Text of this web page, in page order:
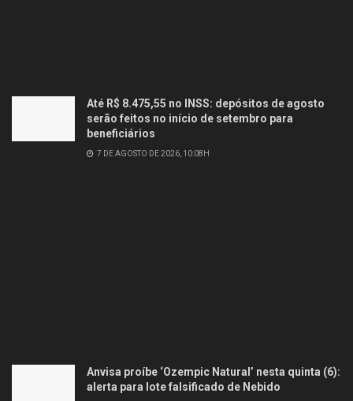
Até R$ 8.475,55 no INSS: depósitos de agosto
serão feitos no início de setembro para
beneficiários
7 DE AGOSTO DE 2026, 10:08H
Anvisa proíbe ‘Ozempic Natural’ nesta quinta (6):
alerta para lote falsificado de Nebido